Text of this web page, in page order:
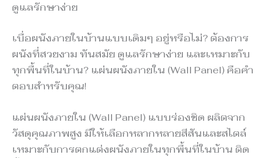
ดูแลรักษาง่าย
เบื่อผนังภายในบ้านแบบเดิมๆ อยู่หรือไม่? ต้องการ
ผนังที่สวยงาม ทันสมัย ดูแลรักษาง่าย และเหมาะกับ
ทุกพื้นที่ในบ้าน? แผ่นผนังภายใน (Wall Panel) คือคำ
ตอบสำหรับคุณ!
แผ่นผนังภายใน (Wall Panel) แบบร่องชิด ผลิตจาก
วัสดุคุณภาพสูง มีให้เลือกหลากหลายสีสันและสไตล์
เหมาะกับการตกแต่งผนังภายในทุกพื้นที่ในบ้าน ติด